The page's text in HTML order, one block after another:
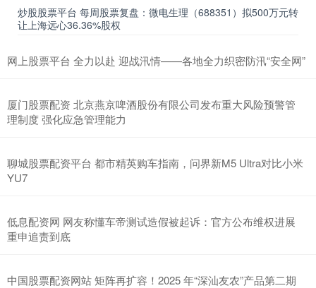
炒股股票平台 每周股票复盘：微电生理（688351）拟500万元转
让上海远心36.36%股权
网上股票平台 全力以赴 迎战汛情——各地全力织密防汛“安全网”
厦门股票配资 北京燕京啤酒股份有限公司发布重大风险预警管
理制度 强化应急管理能力
聊城股票配资平台 都市精英购车指南，问界新M5 Ultra对比小米
YU7
低息配资网 网友称懂车帝测试造假被起诉：官方公布维权进展
重申追责到底
中国股票配资网站 矩阵再扩容！2025 年“深汕友农”产品第二期